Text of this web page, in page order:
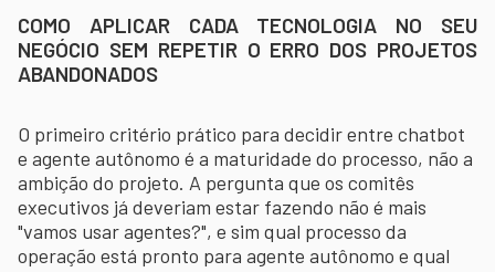
COMO APLICAR CADA TECNOLOGIA NO SEU
NEGÓCIO SEM REPETIR O ERRO DOS PROJETOS
ABANDONADOS
O primeiro critério prático para decidir entre chatbot
e agente autônomo é a maturidade do processo, não a
ambição do projeto. A pergunta que os comitês
executivos já deveriam estar fazendo não é mais
"vamos usar agentes?", e sim qual processo da
operação está pronto para agente autônomo e qual